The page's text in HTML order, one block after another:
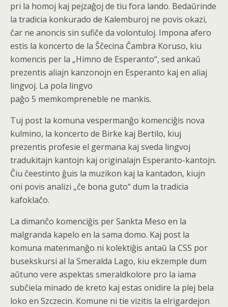
pri la homoj kaj pejzaĝoj de tiu fora lando. Bedaŭrinde
la tradicia konkurado de Kalemburoj ne povis okazi,
ĉar ne anoncis sin sufiĉe da volontuloj. Impona afero
estis la koncerto de la Ŝĉecina Ĉambra Koruso, kiu
komencis per la „Himno de Esperanto“, sed ankaŭ
prezentis aliajn kanzonojn en Esperanto kaj en aliaj
lingvoj. La pola lingvo
paĝo 5 memkompreneble ne mankis.
Tuj post la komuna vespermanĝo komenciĝis nova
kulmino, la koncerto de Birke kaj Bertilo, kiuj
prezentis profesie el germana kaj sveda lingvoj
tradukitajn kantojn kaj originalajn Esperanto-kantojn.
Ĉiu ĉeestinto ĝuis la muzikon kaj la kantadon, kiujn
oni povis analizi „ĉe bona guto“ dum la tradicia
kafoklaĉo.
La dimanĉo komenciĝis per Sankta Meso en la
malgranda kapelo en la sama domo. Kaj post la
komuna matenmanĝo ni kolektiĝis antaŭ la CSS por
busekskursi al la Smeralda Lago, kiu ekzemple dum
aŭtuno vere aspektas smeraldkolore pro la iama
subĉiela minado de kreto kaj estas onidire la plej bela
loko en Szczecin. Komune ni tie vizitis la elrigardejon